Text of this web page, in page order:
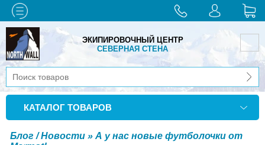
ЭКИПИРОВОЧНЫЙ ЦЕНТР
СЕВЕРНАЯ СТЕНА
КАТАЛОГ ТОВАРОВ
Блог / Новости » А у нас новые футболочки от